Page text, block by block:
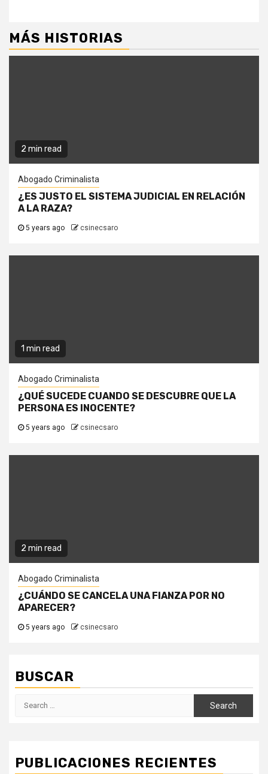
MÁS HISTORIAS
2 min read
Abogado Criminalista
¿ES JUSTO EL SISTEMA JUDICIAL EN RELACIÓN
A LA RAZA?
5 years ago csinecsaro
1 min read
Abogado Criminalista
¿QUÉ SUCEDE CUANDO SE DESCUBRE QUE LA
PERSONA ES INOCENTE?
5 years ago csinecsaro
2 min read
Abogado Criminalista
¿CUÁNDO SE CANCELA UNA FIANZA POR NO
APARECER?
5 years ago csinecsaro
BUSCAR
PUBLICACIONES RECIENTES